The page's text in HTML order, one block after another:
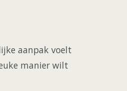
aanpak voelt
manier wilt